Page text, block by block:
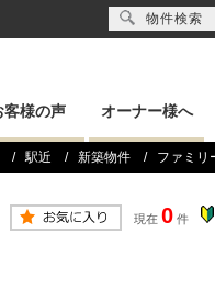
客様の声 オーナー様へ
駅近 新築物件 ファミリ
現在 0 件
物件検索